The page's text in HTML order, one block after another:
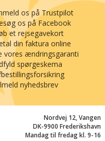
os på Trustpilot
os på Facebook
et rejsegavekort
din faktura online
vores ændringsgaranti
spørgeskema
nyhedsbrev
Nordvej 12, Vangen
DK-9900 Frederikshavn
Mandag til fredag kl. 9-16